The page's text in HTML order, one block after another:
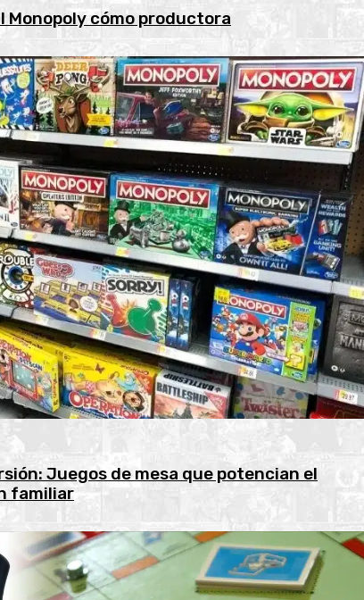
Monopoly cómo productora
Juegos de mesa que potencian el
familiar